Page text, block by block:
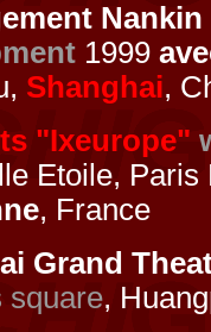
1999
Shanghai,
"Ixeurope"
Etoile,
, France
Grand
square,